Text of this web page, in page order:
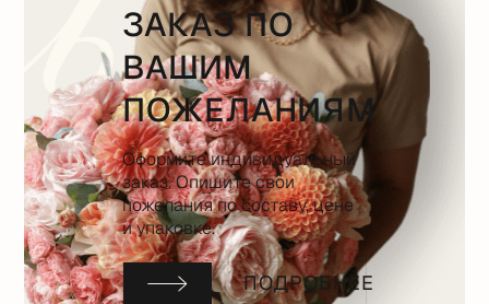
ЗАКАЗ ПО
ВАШИМ
ПОЖЕЛАНИЯМ
Оформите индивидуальный
заказ. Опишите свои
пожелания по составу, цене
и упаковке.
ПОДРОБНЕЕ